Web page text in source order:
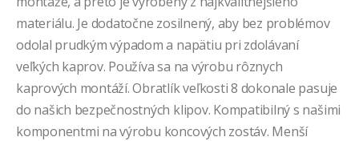
materiálu. Je dodatočne zosilnený, aby bez problémov
odolal prudkým výpadom a napätiu pri zdolávaní
veľkých kaprov. Používa sa na výrobu rôznych
kaprových montáží. Obratlík veľkosti 8 dokonale pasuje
do našich bezpečnostných klipov. Kompatibilný s našimi
komponentmi na výrobu koncových zostáv. Menší